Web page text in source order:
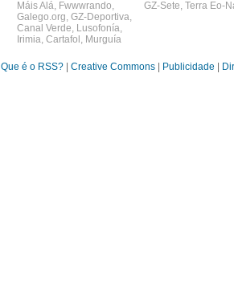
Máis Alá, Fwwwrando,
Galego.org, GZ-Deportiva,
Canal Verde, Lusofonía,
Irimia, Cartafol , Murguía
GZ-Sete, Terra Eo-
Que é o RSS? Creative Commons Publicidade